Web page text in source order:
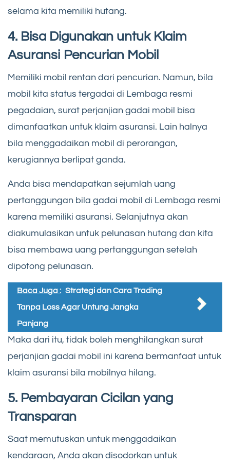
selama kita memiliki hutang.
4. Bisa Digunakan untuk Klaim
Asuransi Pencurian Mobil
Memiliki mobil rentan dari pencurian. Namun, bila
mobil kita status tergadai di Lembaga resmi
pegadaian, surat perjanjian gadai mobil bisa
dimanfaatkan untuk klaim asuransi. Lain halnya
bila menggadaikan mobil di perorangan,
kerugiannya berlipat ganda.
Anda bisa mendapatkan sejumlah uang
pertanggungan bila gadai mobil di Lembaga resmi
karena memiliki asuransi. Selanjutnya akan
diakumulasikan untuk pelunasan hutang dan kita
bisa membawa uang pertanggungan setelah
dipotong pelunasan.
Baca Juga : Strategi dan Cara Trading
Tanpa Loss Agar Untung Jangka
Panjang
Maka dari itu, tidak boleh menghilangkan surat
perjanjian gadai mobil ini karena bermanfaat untuk
klaim asuransi bila mobilnya hilang.
5. Pembayaran Cicilan yang
Transparan
Saat memutuskan untuk menggadaikan
kendaraan, Anda akan disodorkan untuk